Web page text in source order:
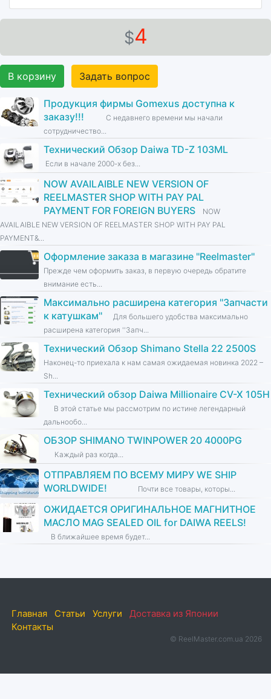
$4
В корзину Задать вопрос
Продукция фирмы Gomexus доступна к
заказу!!!
С недавнего времени мы начали
сотрудничество...
Технический Обзор Daiwa TD-Z 103ML
Если в начале 2000-х без...
NOW AVAILAIBLE NEW VERSION OF
REELMASTER SHOP WITH PAY PAL
PAYMENT FOR FOREIGN BUYERS
NOW
AVAILAIBLE NEW VERSION OF REELMASTER SHOP WITH PAY PAL
PAYMENT&...
Оформление заказа в магазине ''Reelmaster''
Прежде чем оформить заказ, в первую очередь обратите
внимание есть...
Максимально расширена категория ''Запчасти
к катушкам''
Для большего удобства максимально
расширена категория ''Запч...
Технический Обзор Shimano Stella 22 2500S
Наконец-то приехала к нам самая ожидаемая новинка 2022 –
Sh...
Технический обзор Daiwa Millionaire CV-X 105H
В этой статье мы рассмотрим по истине легендарный
дальнообо...
ОБЗОР SHIMANO TWINPOWER 20 4000PG
Каждый раз когда...
ОТПРАВЛЯЕМ ПО ВСЕМУ МИРУ WE SHIP
WORLDWIDE!
Почти все товары, которы...
ОЖИДАЕТСЯ ОРИГИНАЛЬНОЕ МАГНИТНОЕ
МАСЛО MAG SEALED OIL for DAIWA REELS!
В ближайшее время будет...
Главная Статьи Услуги
Доставка из Японии
Контакты
© ReelMaster.com.ua 2026